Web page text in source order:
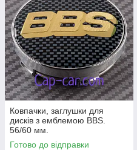
Ковпачки, заглушки для
дисків з емблемою BBS.
56/60 мм.
Готово до відправки